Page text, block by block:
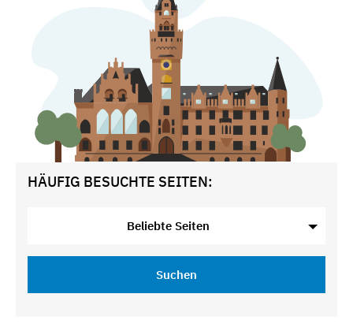
HÄUFIG BESUCHTE SEITEN:
Beliebte Seiten
Suchen